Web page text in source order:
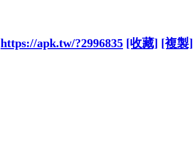
https://apk.tw/?2996835 [收藏] [複製]